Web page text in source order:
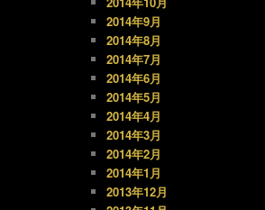
2014年9月
2014年8月
2014年7月
2014年6月
2014年5月
2014年4月
2014年3月
2014年2月
2014年1月
2013年12月